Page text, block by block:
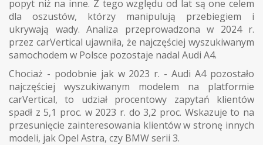
popyt niż na inne. Z tego względu od lat są one celem
dla oszustów, którzy manipulują przebiegiem i
ukrywają wady. Analiza przeprowadzona w 2024 r.
przez carVertical ujawniła, że najczęściej wyszukiwanym
samochodem w Polsce pozostaje nadal Audi A4.
Chociaż - podobnie jak w 2023 r. - Audi A4 pozostało
najczęściej wyszukiwanym modelem na platformie
carVertical, to udział procentowy zapytań klientów
spadł z 5,1 proc. w 2023 r. do 3,2 proc. Wskazuje to na
przesunięcie zainteresowania klientów w stronę innych
modeli, jak Opel Astra, czy BMW serii 3.